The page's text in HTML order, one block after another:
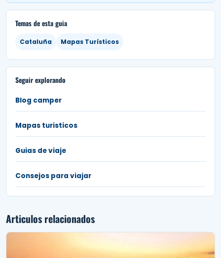
Temas de esta guia
Cataluña Mapas Turísticos
Seguir explorando
Blog camper
Mapas turisticos
Guias de viaje
Consejos para viajar
Articulos relacionados